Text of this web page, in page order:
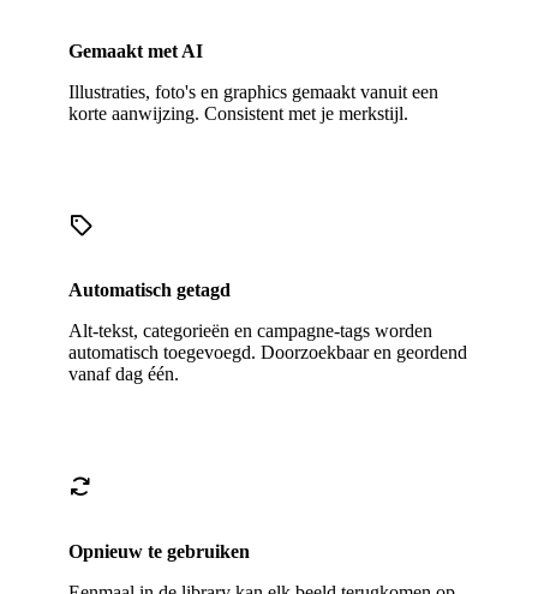
Gemaakt met AI
Illustraties, foto's en graphics gemaakt vanuit een
korte aanwijzing. Consistent met je merkstijl.
Automatisch getagd
Alt-tekst, categorieën en campagne-tags worden
automatisch toegevoegd. Doorzoekbaar en geordend
vanaf dag één.
Opnieuw te gebruiken